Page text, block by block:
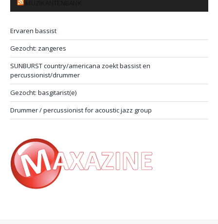
Ervaren bassist
Gezocht: zangeres
SUNBURST country/americana zoekt bassist en
percussionist/drummer
Gezocht: basgitarist(e)
Drummer / percussionist for acoustic jazz group